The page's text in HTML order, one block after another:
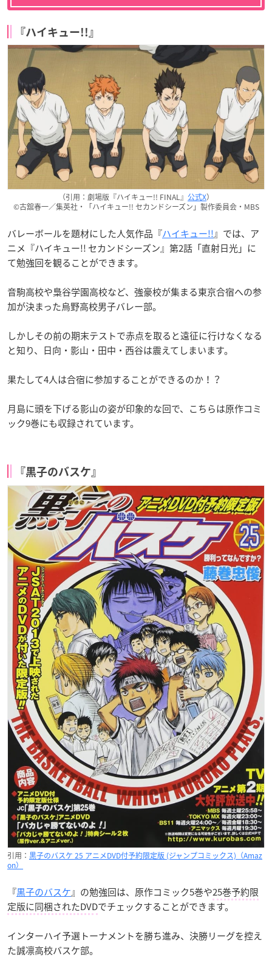
『ハイキュー!!』
（引用：劇場版『ハイキュー!! FINAL』 公式X）
©古舘春一／集英社・「ハイキュー!! セカンドシーズン」製作委員会・MBS
バレーボールを題材にした人気作品『ハイキュー!!』では、ア
ニメ『ハイキュー!! セカンドシーズン』第2話「直射日光」に
て勉強回を観ることができます。
音駒高校や梟谷学園高校など、強豪校が集まる東京合宿への参
加が決まった烏野高校男子バレー部。
しかしその前の期末テストで赤点を取ると遠征に行けなくなる
と知り、日向・影山・田中・西谷は震えてしまいます。
果たして4人は合宿に参加することができるのか！？
月島に頭を下げる影山の姿が印象的な回で、こちらは原作コミ
ック9巻にも収録されています。
『黒子のバスケ』
引用： 黒子のバスケ 25 アニメDVD付予約限定版 (ジャンプコミックス)（Amaz
on）
『黒子のバスケ』の勉強回は、原作コミック5巻や25巻予約限
定版に同梱されたDVDでチェックすることができます。
インターハイ予選トーナメントを勝ち進み、決勝リーグを控え
た誠凛高校バスケ部。